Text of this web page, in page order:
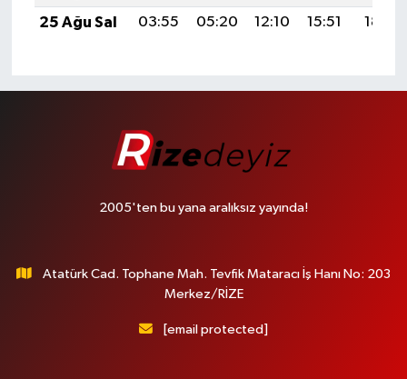
25 Ağu Sal
03:55 05:20 12:10 15:51 18:50
2005'ten bu yana aralıksız yayında!
Atatürk Cad. Tophane Mah. Tevfik Mataracı İş Hanı No: 203
Merkez/RİZE
[email protected]